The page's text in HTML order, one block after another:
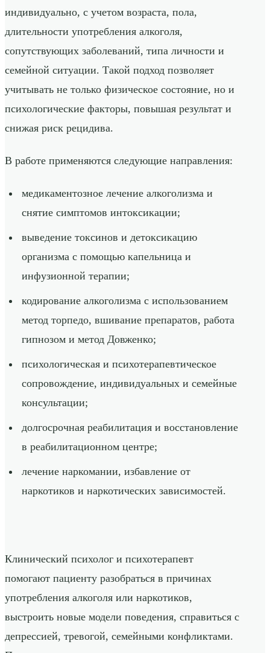
индивидуально, с учетом возраста, пола,
длительности употребления алкоголя,
сопутствующих заболеваний, типа личности и
семейной ситуации. Такой подход позволяет
учитывать не только физическое состояние, но и
психологические факторы, повышая результат и
снижая риск рецидива.
В работе применяются следующие направления:
медикаментозное лечение алкоголизма и
снятие симптомов интоксикации;
выведение токсинов и детоксикацию
организма с помощью капельница и
инфузионной терапии;
кодирование алкоголизма с использованием
метод торпедо, вшивание препаратов, работа
гипнозом и метод Довженко;
психологическая и психотерапевтическое
сопровождение, индивидуальных и семейные
консультации;
долгосрочная реабилитация и восстановление
в реабилитационном центре;
лечение наркомании, избавление от
наркотиков и наркотических зависимостей.
Клинический психолог и психотерапевт
помогают пациенту разобраться в причинах
употребления алкоголя или наркотиков,
выстроить новые модели поведения, справиться с
депрессией, тревогой, семейными конфликтами.